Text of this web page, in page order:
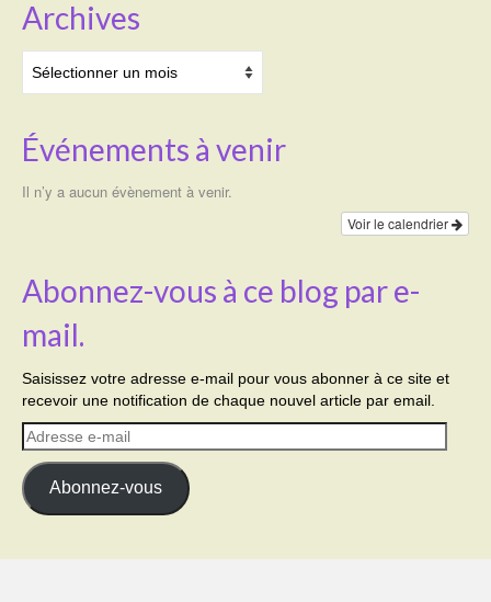
Archives
Événements à venir
Il n’y a aucun évènement à venir.
Voir le calendrier
Abonnez-vous à ce blog par e-
mail.
Saisissez votre adresse e-mail pour vous abonner à ce site et
recevoir une notification de chaque nouvel article par email.
Adresse
e-
mail
Abonnez-vous